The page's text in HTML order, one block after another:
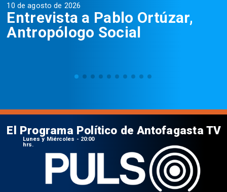
10 de agosto de 2026
Entrevista a Pablo Ortúzar,
Antropólogo Social
El Programa Político de Antofagasta TV
Lunes y Miércoles - 20:00
hrs.